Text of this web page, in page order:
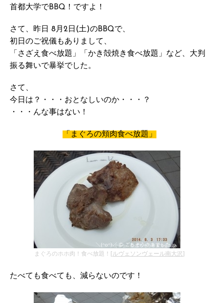
首都大学でBBQ！ですよ！
さて、昨日 8月2日(土)のBBQで、
初日のご祝儀もありまして、
「さざえ食べ放題」「かき殻焼き食べ放題」など、大判
振る舞いで暴挙でした。
さて、
今日は？・・・おとなしいのか・・・？
・・・んな事はない！
「まぐろの頬肉食べ放題」
まぐろのホホ肉！食べ放題！[ ルヴェソンヴェール南大沢
たべても食べても、減らないのです！